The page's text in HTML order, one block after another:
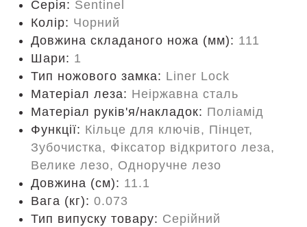
Серія: Sentinel
Колір: Чорний
Довжина складаного ножа (мм): 111
Шари: 1
Тип ножового замка: Liner Lock
Матеріал леза: Неіржавна сталь
Матеріал руків'я/накладок: Поліамід
Функції: Кільце для ключів, Пінцет,
Зубочистка, Фіксатор відкритого леза,
Велике лезо, Одноручне лезо
Довжина (cм): 11.1
Вага (кг): 0.073
Тип випуску товару: Серійний